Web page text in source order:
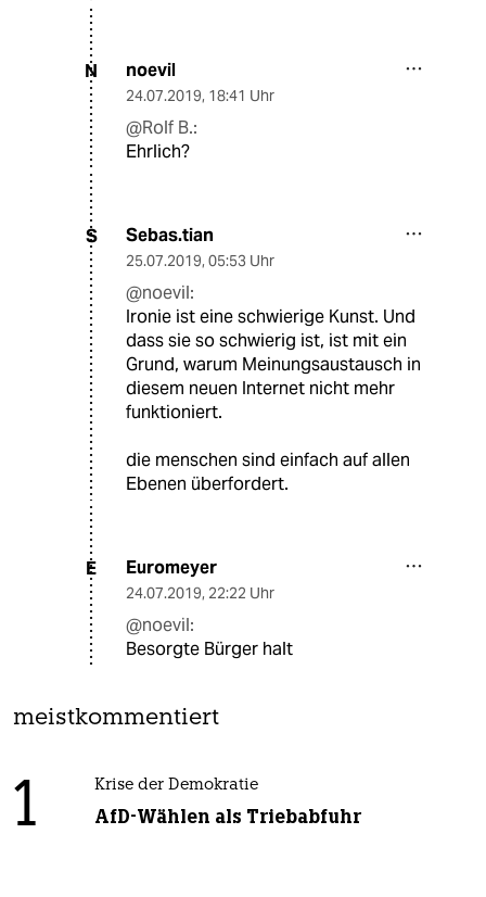
N noevil
24.07.2019, 18:41 Uhr
@Rolf B.:
Ehrlich?
S Sebas.tian
25.07.2019, 05:53 Uhr
@noevil:
Ironie ist eine schwierige Kunst. Und
dass sie so schwierig ist, ist mit ein
Grund, warum Meinungsaustausch in
diesem neuen Internet nicht mehr
funktioniert.
die menschen sind einfach auf allen
Ebenen überfordert.
E Euromeyer
24.07.2019, 22:22 Uhr
@noevil:
Besorgte Bürger halt
meistkommentiert
1 Krise der Demokratie
AfD-Wählen als Triebabfuhr